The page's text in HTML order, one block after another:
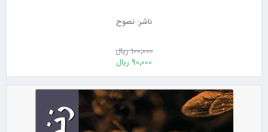
ناشر: نصوح
100٬000 ریال
90٬000 ریال